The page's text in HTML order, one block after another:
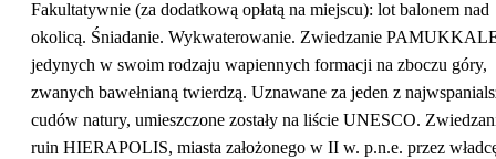
Fakultatywnie (za dodatkową opłatą na miejscu): lot balonem nad
okolicą. Śniadanie. Wykwaterowanie. Zwiedzanie
jedynych w swoim rodzaju wapiennych formacji na zboczu góry,
zwanych bawełnianą twierdzą. Uznawane za jeden z
cudów natury, umieszczone zostały na liście UNESCO.
ruin HIERAPOLIS, miasta założonego w II w. p.n.e. przez